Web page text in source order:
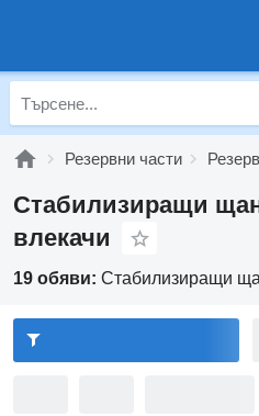
Резервни части
Стабилизиращи
влекачи
19 обяви: Стабилизиращи